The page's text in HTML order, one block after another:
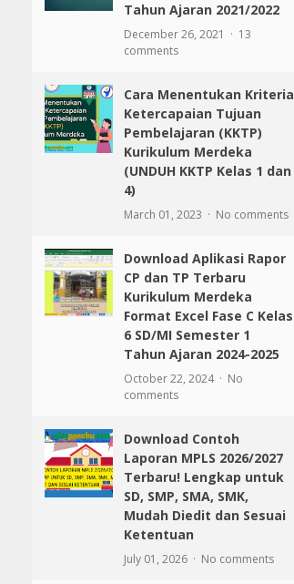
Tahun Ajaran 2021/2022
December 26, 2021
13
comments
Cara Menentukan Kriteria
Ketercapaian Tujuan
Pembelajaran (KKTP)
Kurikulum Merdeka
(UNDUH KKTP Kelas 1 dan
4)
March 01, 2023 No comments
Download Aplikasi Rapor
CP dan TP Terbaru
Kurikulum Merdeka
Format Excel Fase C Kelas
6 SD/MI Semester 1
Tahun Ajaran 2024-2025
October 22, 2024
No
comments
Download Contoh
Laporan MPLS 2026/2027
Terbaru! Lengkap untuk
SD, SMP, SMA, SMK,
Mudah Diedit dan Sesuai
Ketentuan
July 01, 2026 No comments